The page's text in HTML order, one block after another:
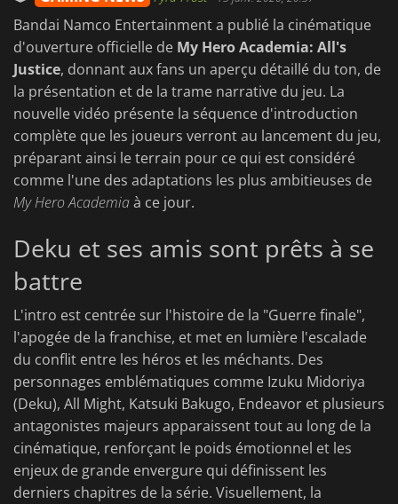
Bandai Namco Entertainment a publié la cinématique
d'ouverture officielle de My Hero Academia: All's
Justice, donnant aux fans un aperçu détaillé du ton, de
la présentation et de la trame narrative du jeu. La
nouvelle vidéo présente la séquence d'introduction
complète que les joueurs verront au lancement du jeu,
préparant ainsi le terrain pour ce qui est considéré
comme l'une des adaptations les plus ambitieuses de
My Hero Academiaà ce jour.
Deku et ses amis sont prêts à se
battre
L'intro est centrée sur l'histoire de la "Guerre finale",
l'apogée de la franchise, et met en lumière l'escalade
du conflit entre les héros et les méchants. Des
personnages emblématiques comme Izuku Midoriya
(Deku), All Might, Katsuki Bakugo, Endeavor et plusieurs
antagonistes majeurs apparaissent tout au long de la
cinématique, renforçant le poids émotionnel et les
enjeux de grande envergure qui définissent les
derniers chapitres de la série. Visuellement, la